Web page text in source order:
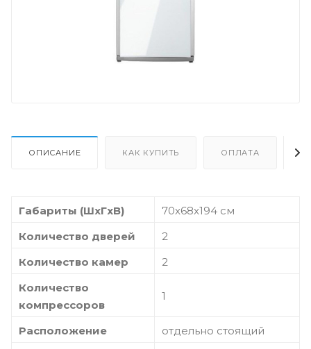
ОПИСАНИЕ КАК КУПИТЬ ОПЛАТА
Габариты (ШxГxВ)
70x68x194 см
Количество дверей
2
Количество камер
2
Количество
компрессоров
1
Расположение
отдельно стоящий